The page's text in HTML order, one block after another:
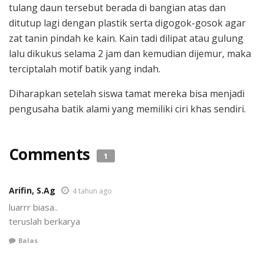
tulang daun tersebut berada di bangian atas dan
ditutup lagi dengan plastik serta digogok-gosok agar
zat tanin pindah ke kain. Kain tadi dilipat atau gulung
lalu dikukus selama 2 jam dan kemudian dijemur, maka
terciptalah motif batik yang indah.
Diharapkan setelah siswa tamat mereka bisa menjadi
pengusaha batik alami yang memiliki ciri khas sendiri.
Comments 1
Arifin, S.Ag 4 tahun ago
luarrr biasa..
teruslah berkarya
Balas